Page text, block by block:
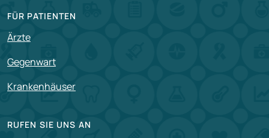
FÜR PATIENTEN
Ärzte
Gegenwart
Krankenhäuser
RUFEN SIE UNS AN